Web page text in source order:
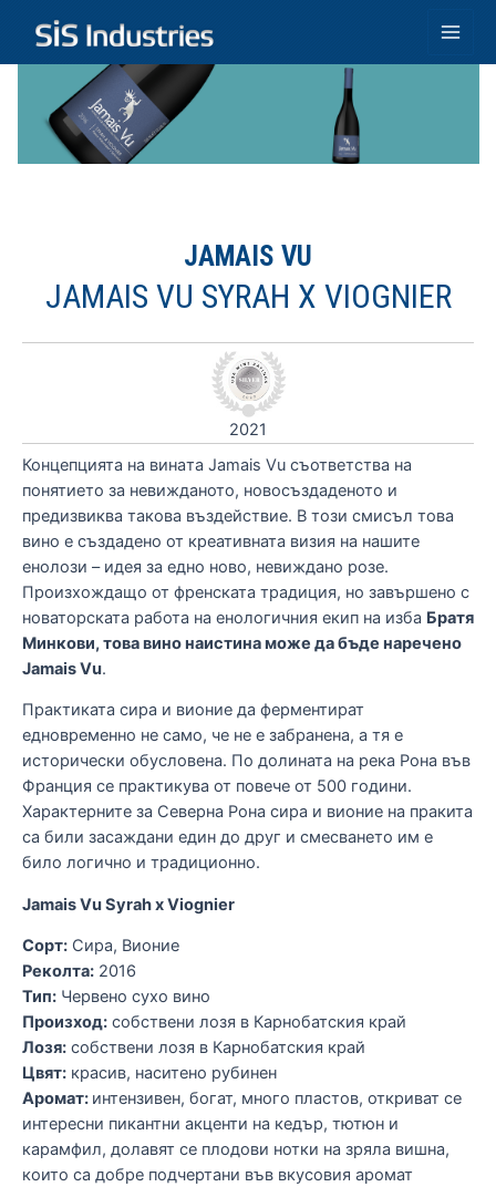
content
JAMAIS VU
JAMAIS VU SYRAH X VIOGNIER
2021
Концепцията на винaта Jamais Vu съответства на
понятието за невижданото, новосъздаденото и
предизвиква такова въздействие. В този смисъл това
вино е създадено от креативната визия на нашите
енолози – идея за едно ново, невиждано розе.
Произхождащо от френската традиция, но завършено с
новаторската работа на енологичния екип на изба Братя
Минкови, това вино наистина може да бъде наречено
Jamais Vu.
Практиката сира и вионие да ферментират
едновременно не само, че не е забранена, а тя е
исторически обусловена. По долината на река Рона във
Франция се практикува от повече от 500 години.
Характерните за Северна Рона сира и вионие на пракита
са били засаждани един до друг и смесването им е
било логично и традиционно.
Jamais Vu Syrah x Viognier
Сорт: Сира, Вионие
Реколта: 2016
Тип: Червено сухо вино
Произход: собствени лозя в Карнобатския край
Лозя: собствени лозя в Карнобатския край
Цвят: красив, наситено рубинен
Аромат: интензивен, богат, много пластов, откриват се
интересни пикантни акценти на кедър, тютюн и
карамфил, долавят се плодови нотки на зряла вишна,
които са добре подчертани във вкусовия аромат